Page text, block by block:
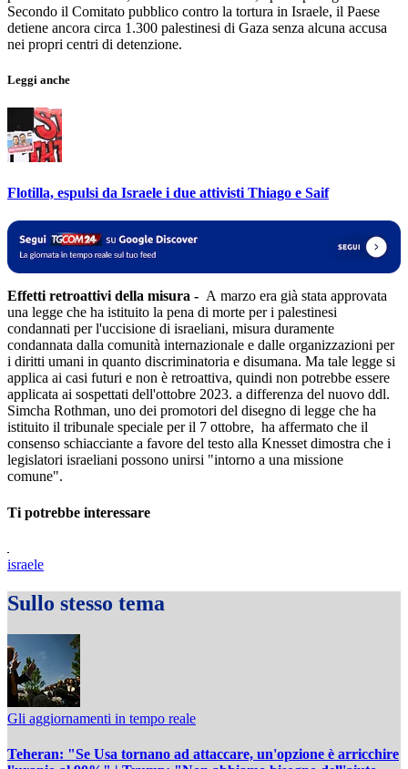
Secondo il Comitato pubblico contro la tortura in Israele, il Paese
detiene ancora circa 1.300 palestinesi di Gaza senza alcuna accusa
nei propri centri di detenzione.
Leggi anche
Flotilla, espulsi da Israele i due attivisti Thiago e Saif
Effetti retroattivi della misura - A marzo era già stata approvata
una legge che ha istituito la pena di morte per i palestinesi
condannati per l'uccisione di israeliani, misura duramente
condannata dalla comunità internazionale e dalle organizzazioni per
i diritti umani in quanto discriminatoria e disumana. Ma tale legge si
applica ai casi futuri e non è retroattiva, quindi non potrebbe essere
applicata ai sospettati dell'ottobre 2023. a differenza del nuovo ddl.
Simcha Rothman, uno dei promotori del disegno di legge che ha
istituito il tribunale speciale per il 7 ottobre, ha affermato che il
consenso schiacciante a favore del testo alla Knesset dimostra che i
legislatori israeliani possono unirsi "intorno a una missione
comune".
Ti potrebbe interessare
israele
Sullo stesso tema
Gli aggiornamenti in tempo reale
Teheran: "Se Usa tornano ad attaccare, un'opzione è arricchire